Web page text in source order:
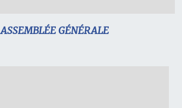
ASSEMBLÉE GÉNÉRALE